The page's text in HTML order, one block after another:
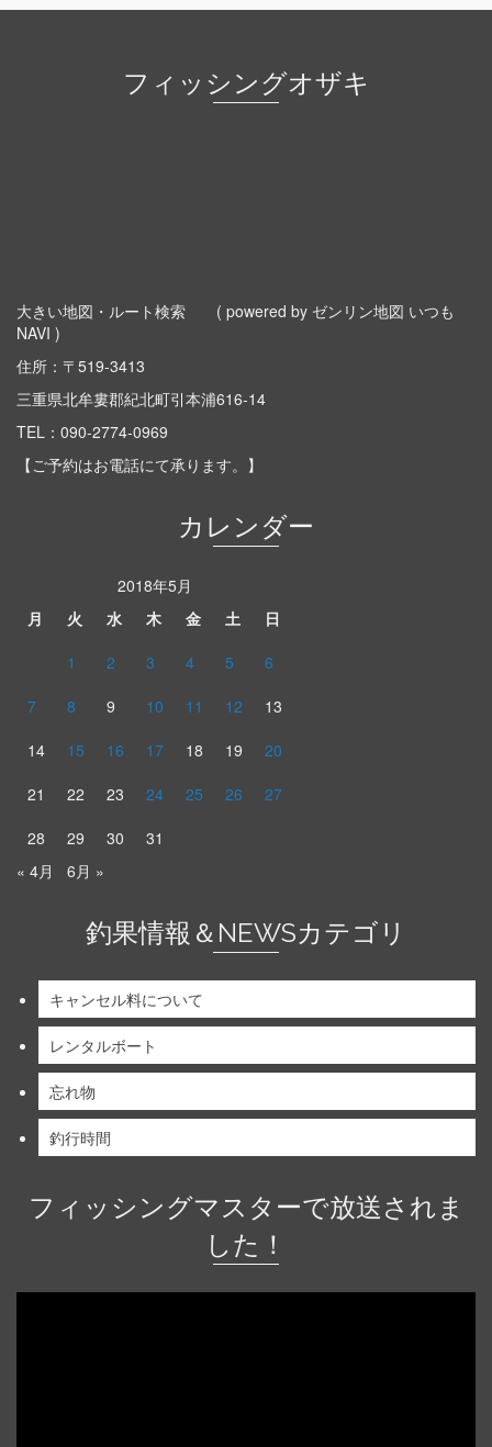
フィッシングオザキ
大きい地図・ルート検索
( powered by ゼンリン地図 いつも
NAVI )
住所：〒519-3413
三重県北牟婁郡紀北町引本浦616-14
TEL： 090-2774-0969
【ご予約はお電話にて承ります。】
カレンダー
2018年5月
月
火 水 木 金 土
日
1
2 3 4 5
6
7
8 9 10 11 12
13
14
15 16 17 18 19
20
21
22 23 24 25 26
27
28
29 30
31
« 4月
6月 »
釣果情報＆NEWSカテゴリ
キャンセル料について
レンタルボート
忘れ物
釣行時間
フィッシングマスターで放送されま
した！